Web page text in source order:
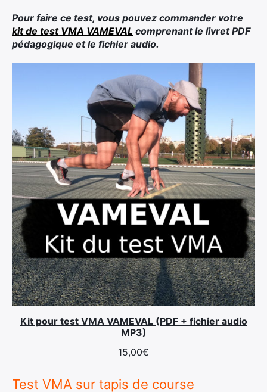
Pour faire ce test, vous pouvez commander votre
kit de test VMA VAMEVAL comprenant le livret PDF
pédagogique et le fichier audio.
Kit pour test VMA VAMEVAL (PDF + fichier audio
MP3)
15,00€
Test VMA sur tapis de course